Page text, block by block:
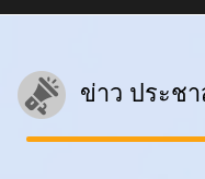
ข่าว ประช